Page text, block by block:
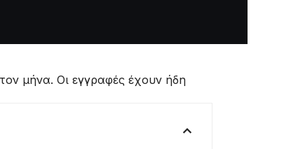
μήνα. Οι εγγραφές έχουν ήδη